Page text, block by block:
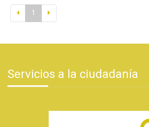
1
Servicios a la ciudadanía